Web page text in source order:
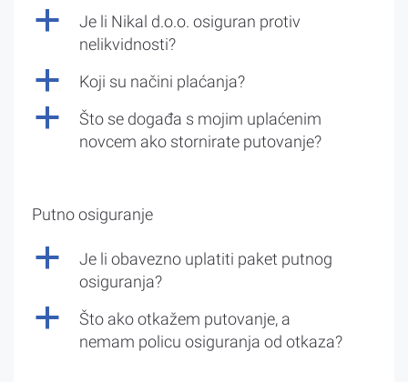
a
Je li Nikal d.o.o. osiguran protiv
nelikvidnosti?
a Koji su načini plaćanja?
a
Što se događa s mojim uplaćenim
novcem ako stornirate putovanje?
Putno osiguranje
a
Je li obavezno uplatiti paket putnog
osiguranja?
a
Što ako otkažem putovanje, a
nemam policu osiguranja od otkaza?